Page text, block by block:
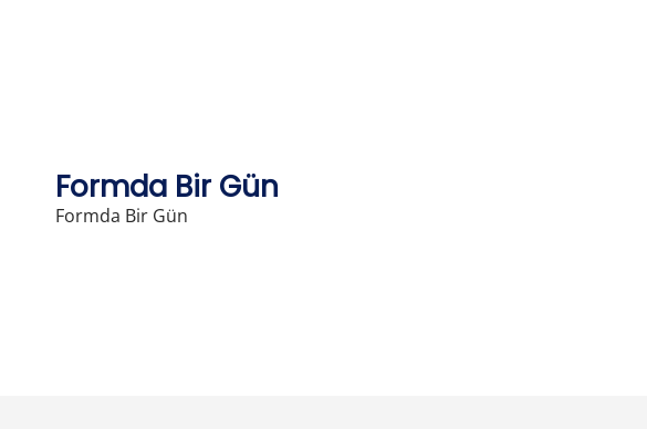
Formda Bir Gün
Formda Bir Gün